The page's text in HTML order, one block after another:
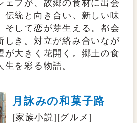
ェフが、故郷の食材に出会
伝統と向き合い、新しい味
そして恋が芽生える。都会
しき。対立が絡み合いなが
が大きく花開く。郷土の食
を彩る物語。
月詠みの和菓子路
[家族小説][グルメ]